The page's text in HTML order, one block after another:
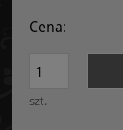
Cena:
szt.